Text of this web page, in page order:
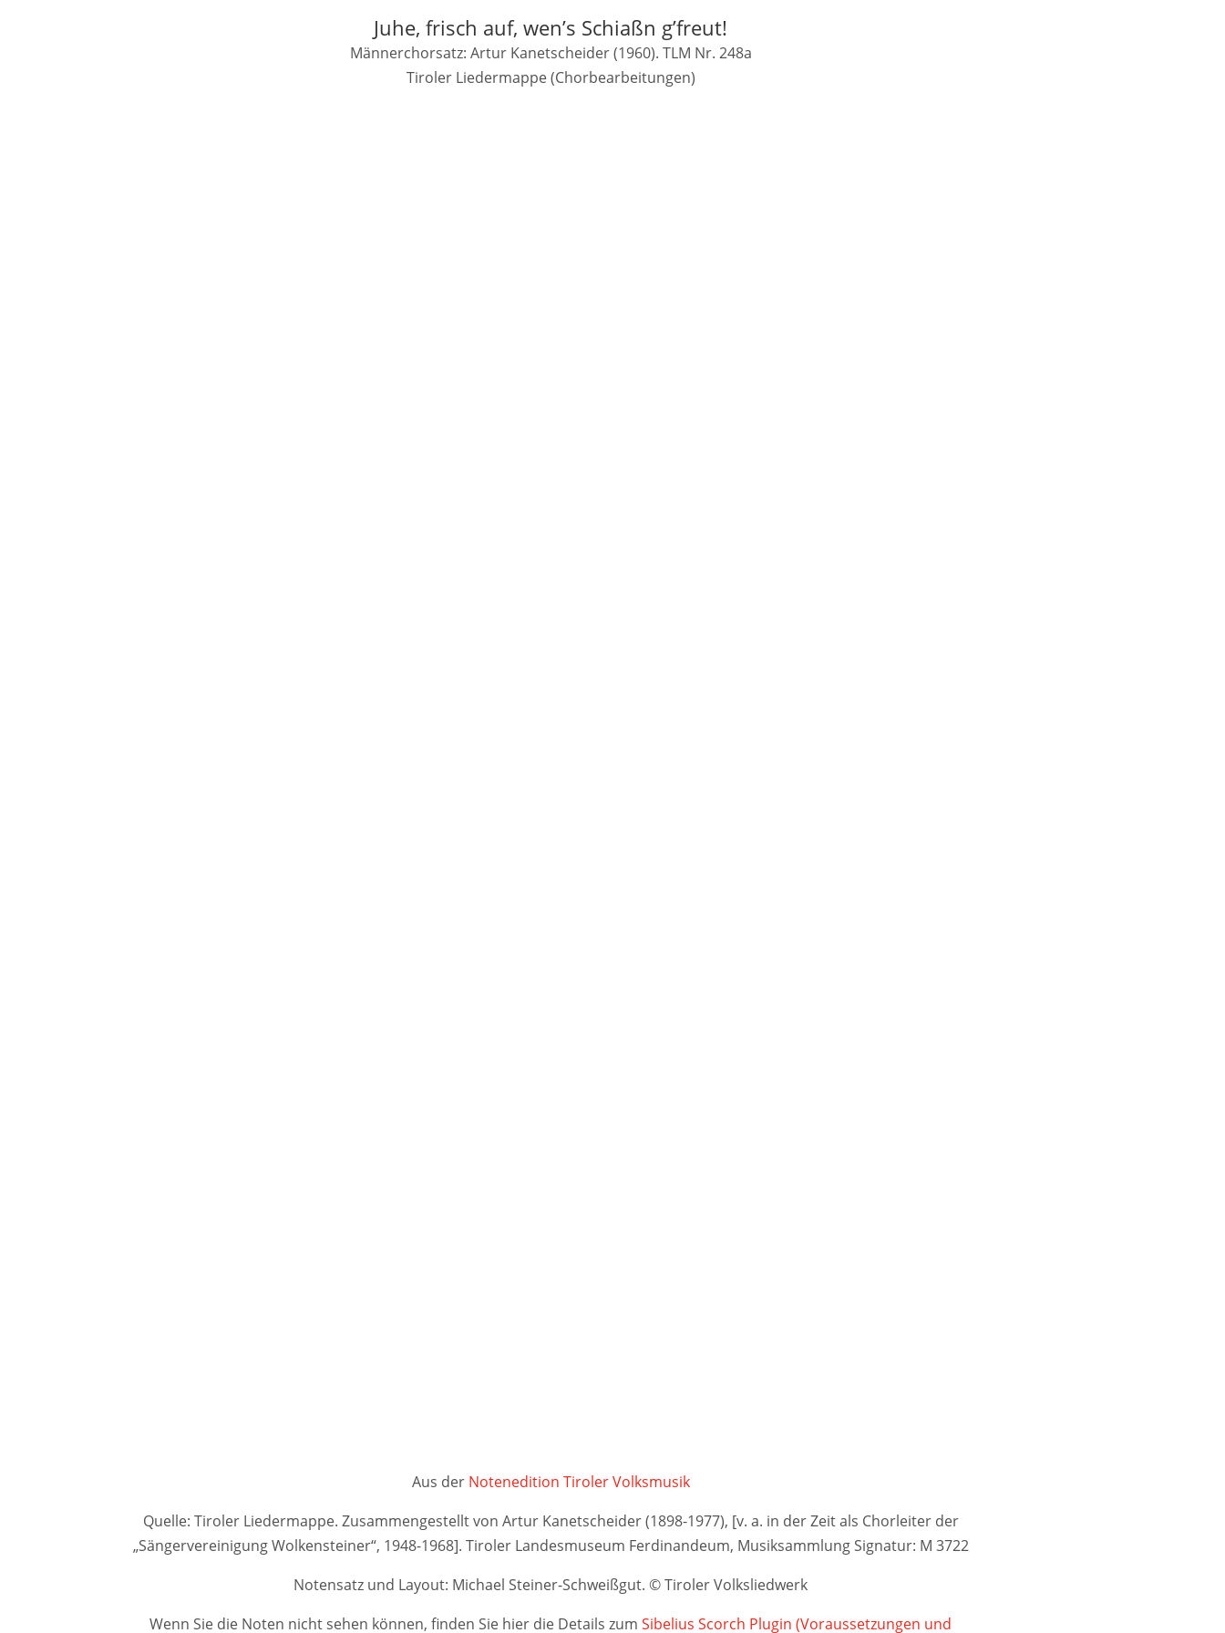
Juhe, frisch auf, wen’s Schiaßn g’freut!
Männerchorsatz: Artur Kanetscheider (1960). TLM Nr. 248a
Tiroler Liedermappe (Chorbearbeitungen)
Aus der Notenedition Tiroler Volksmusik
Quelle: Tiroler Liedermappe. Zusammengestellt von Artur Kanetscheider (1898-1977), [v. a. in der Zeit als Chorleiter der
„Sängervereinigung Wolkensteiner“, 1948-1968]. Tiroler Landesmuseum Ferdinandeum, Musiksammlung Signatur: M 3722
Notensatz und Layout: Michael Steiner-Schweißgut. © Tiroler Volksliedwerk
Wenn Sie die Noten nicht sehen können, finden Sie hier die Details zumSibelius Scorch Plugin (Voraussetzungen und